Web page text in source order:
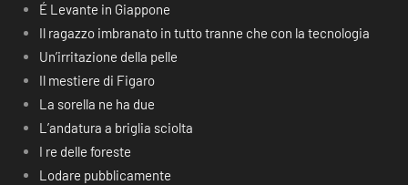
É Levante in Giappone
Il ragazzo imbranato in tutto tranne che con la tecnologia
Un’irritazione della pelle
Il mestiere di Figaro
La sorella ne ha due
L’andatura a briglia sciolta
I re delle foreste
Lodare pubblicamente